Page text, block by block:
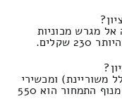
אל מגרש מכוניות
ומכשירי
שמשה כבדים וגדולים בסיוע של השכרת מנוף התמחור הוא 550